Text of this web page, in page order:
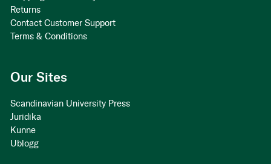
Returns
Contact Customer Support
Terms & Conditions
Our Sites
Scandinavian University Press
Juridika
Kunne
Ublogg